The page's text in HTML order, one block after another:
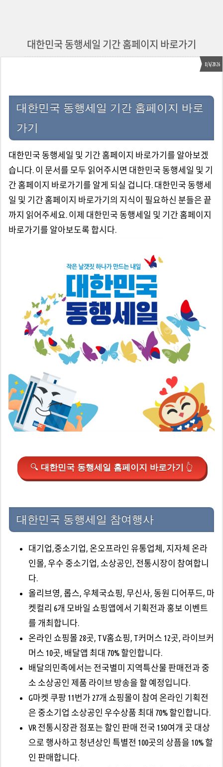
대한민국 동행세일 기간 홈페이지 바로가기
8/6/2026
대한민국 동행세일 기간 홈페이지 바로
가기
대한민국 동행세일 및 기간 홈페이지 바로가기를 알아보겠
습니다. 이 문서를 모두 읽어주시면 대한민국 동행세일 및 기
간 홈페이지 바로가기를 알게 되실 겁니다. 대한민국 동행세
일 및 기간 홈페이지 바로가기의 지식이 필요하신 분들은 끝
까지 읽어주세요. 이제 대한민국 동행세일 및 기간 홈페이지
바로가기를 알아보도록 합시다.
🔍 대한민국 동행세일 홈페이지 바로가기 👆
대한민국 동행세일 참여행사
대기업,중소기업, 온오프라인 유통업체, 지자체 온라
인몰, 우수 중소기업, 소상공인, 전통시장이 참여합니
다.
올리브영, 롭스, 우체국쇼핑, 무신사, 동원 디어푸드, 마
켓컬리 6개 모바일 쇼핑앱에서 기획전과 홍보 이벤트
를 개최합니다.
온라인 쇼핑몰 28곳, TV홈쇼핑, T커머스 12곳, 라이브커
머스 10곳, 배달앱 최대 70% 할인합니다.
배달의민족에서는 전국별미 지역특산물 판매전과 중
소 소상공인 제품 라이브 방송을 할 예정입니다.
G마켓 쿠팡 11번가 27개 쇼핑몰이 참여 온라인 기획전
은 중소기업 소상공인 우수상품 최대 70% 할인합니다.
VR 전통시장관 점포는 할인 판매 전국 150여개 곳 대상
으로 행사하고 청년상인 특별전 100곳의 상픔을 10% 할
인 판매합니다.